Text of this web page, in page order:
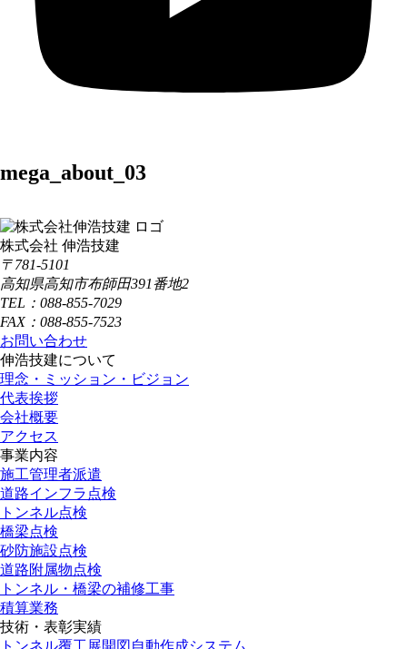
mega_about_03
株式会社 伸浩技建
〒781-5101
高知県高知市布師田391番地2
TEL：088-855-7029
FAX：088-855-7523
お問い合わせ
伸浩技建について
理念・ミッション・ビジョン
代表挨拶
会社概要
アクセス
事業内容
施工管理者派遣
道路インフラ点検
トンネル点検
橋梁点検
砂防施設点検
道路附属物点検
トンネル・橋梁の補修工事
積算業務
技術・表彰実績
トンネル覆工展開図自動作成システム